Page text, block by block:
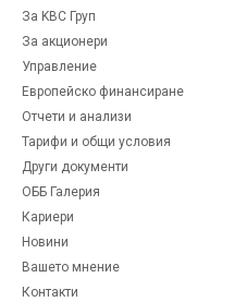
За KBC Груп
За акционери
Управление
Европейско финансиране
Отчети и анализи
Тарифи и общи условия
Други документи
ОББ Галерия
Кариери
Новини
Вашето мнение
Контакти